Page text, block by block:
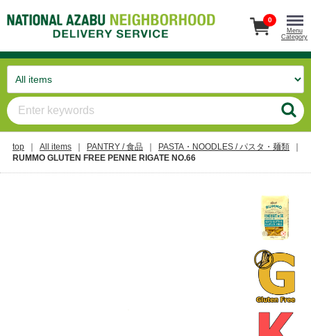
0
Menu
Category
top All items PANTRY / 食品
PASTA・NOODLES / パスタ・麺類
RUMMO GLUTEN FREE PENNE RIGATE NO.66